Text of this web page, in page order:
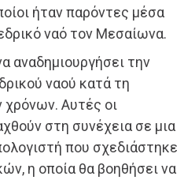
ήταν παρόντες μέσα
ναό τον Μεσαίωνα.
αναδημιουργήσει την
ναού κατά τη
χρόνων. Αυτές οι
στη συνέχεια σε μια
που σχεδιάστηκε
η οποία θα βοηθήσει να